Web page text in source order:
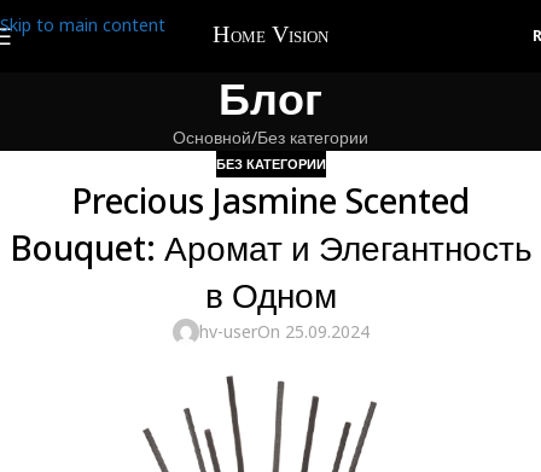
Skip to main content
Блог
Основной Без категории
БЕЗ КАТЕГОРИИ
Precious Jasmine Scented
Bouquet: Аромат и Элегантность
в Одном
hv-userOn 25.09.2024